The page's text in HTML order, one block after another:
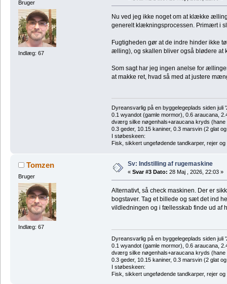
Bruger
Indlæg: 67
Nu ved jeg ikke noget om at klække
generelt klækningsprocessen. Primært i
Fugtigheden gør at de indre hinder ikke
ælling), og skallen bliver også blødere at
Som sagt har jeg ingen anelse for
at makke ret, hvad så med at justere
Dyreansvarlig på en byggelegeplads siden juli
0.1 wyandot (gamle mormor), 0.6 araucana,
dværg silke nøgenhals+araucana kryds
0.3 geder, 10.15 kaniner, 0.3 marsvin (2 glat
I støbeskeen:
Fisk, sikkert ungefødende tandkarper, rejer
Tomzen
Bruger
Indlæg: 67
Sv: Indstilling af rugemaskine
« Svar #3 Dato: 28 Maj , 2026, 22:03 »
Alternativt, så check maskinen. Der er
bogstaver. Tag et billede og sæt det ind
vildledningen og i fællesskab finde ud af
Dyreansvarlig på en byggelegeplads siden juli
0.1 wyandot (gamle mormor), 0.6 araucana,
dværg silke nøgenhals+araucana kryds
0.3 geder, 10.15 kaniner, 0.3 marsvin (2 glat
I støbeskeen:
Fisk, sikkert ungefødende tandkarper, rejer